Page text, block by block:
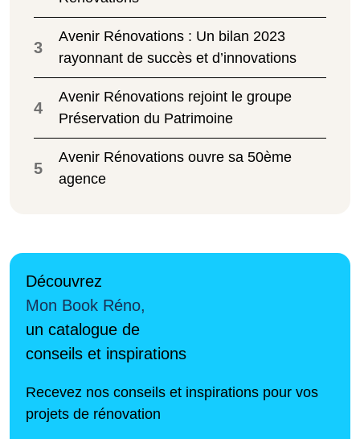
3
Avenir Rénovations : Un bilan 2023
rayonnant de succès et d’innovations
4
Avenir Rénovations rejoint le groupe
Préservation du Patrimoine
5
Avenir Rénovations ouvre sa 50ème
agence
Découvrez
Mon Book Réno,
un catalogue de
conseils et inspirations
Recevez nos conseils et inspirations pour vos
projets de rénovation